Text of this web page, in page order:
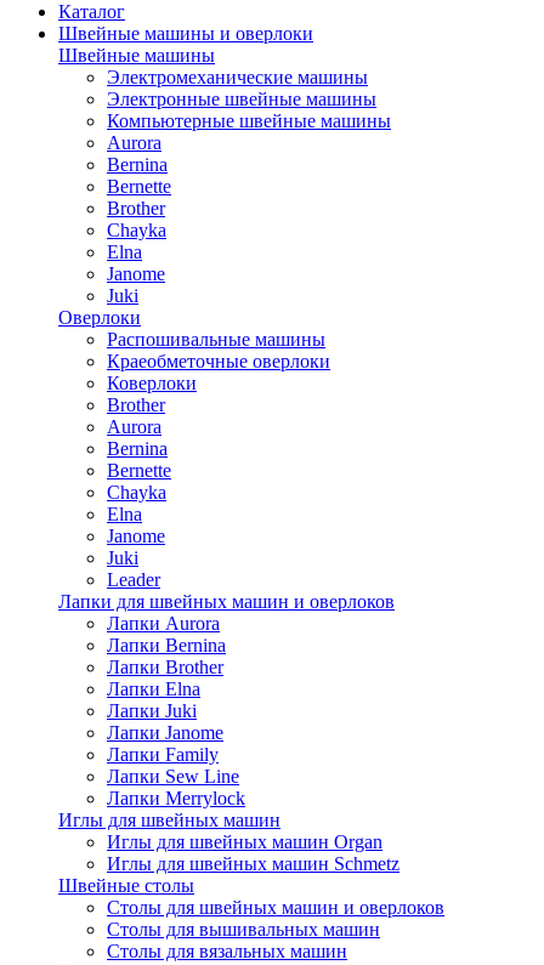
Каталог
Швейные машины и оверлоки
Швейные машины
Электромеханические машины
Электронные швейные машины
Компьютерные швейные машины
Aurora
Bernina
Bernette
Brother
Chayka
Elna
Janome
Juki
Оверлоки
Распошивальные машины
Краеобметочные оверлоки
Коверлоки
Brother
Aurora
Bernina
Bernette
Chayka
Elna
Janome
Juki
Leader
Лапки для швейных машин и оверлоков
Лапки Aurora
Лапки Bernina
Лапки Brother
Лапки Elna
Лапки Juki
Лапки Janome
Лапки Family
Лапки Sew Line
Лапки Merrylock
Иглы для швейных машин
Иглы для швейных машин Organ
Иглы для швейных машин Schmetz
Швейные столы
Столы для швейных машин и оверлоков
Столы для вышивальных машин
Столы для вязальных машин